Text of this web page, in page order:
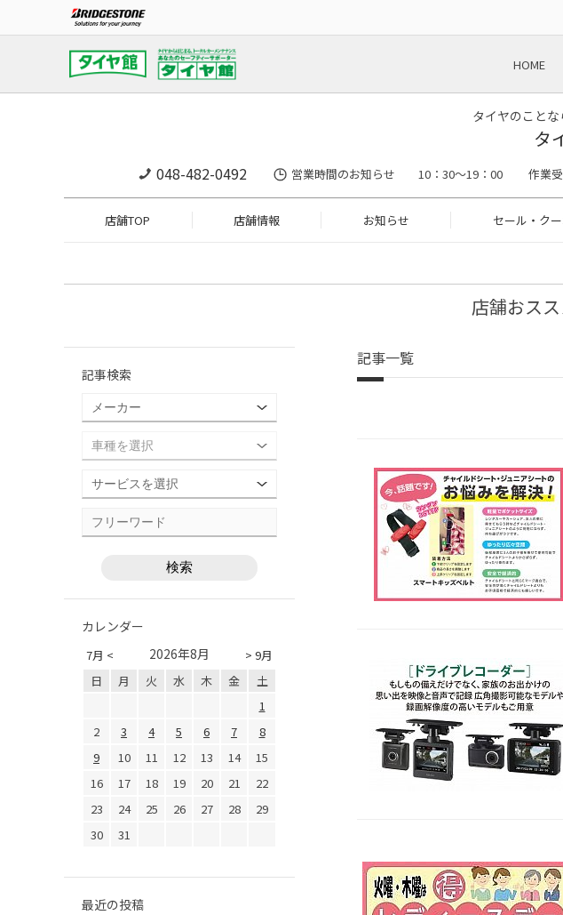
HOME
タイヤのこと
タ
048-482-0492 営業時間のお知らせ 10：30～19：00 作業受付
店舗TOP 店舗情報 お知らせ セール・ク
店舗おス
記事一覧
記事検索
カレンダー
7月 < > 9月
2026年8月
日 月 火 水 木 金
土
1
2
3 4 5 6 7
8
9
10 11 12 13 14
15
16
17 18 19 20 21
22
23
24 25 26 27 28
29
30
31
最近の投稿